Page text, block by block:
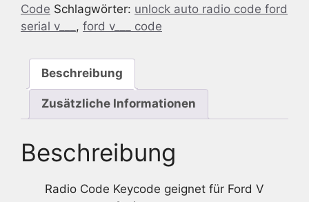
Serial:
V
Code Schlagwörter: unlock auto radio code ford
serial v___ , ford v___ code
Beschreibung
Zusätzliche Informationen
Beschreibung
Radio Code Keycode geignet für Ford V